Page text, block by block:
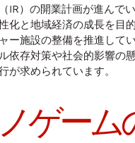
IR）の開業計画が進んで
化と地域経済の成長を目
ー施設の整備を推進して
依存対策や社会的影響の
が求められています。
ゲーム